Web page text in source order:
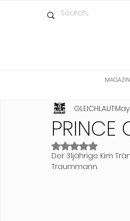
PRINCE
GLEICHLAUT
Rated NaN out
Der 31jährige Kim
Traummann.